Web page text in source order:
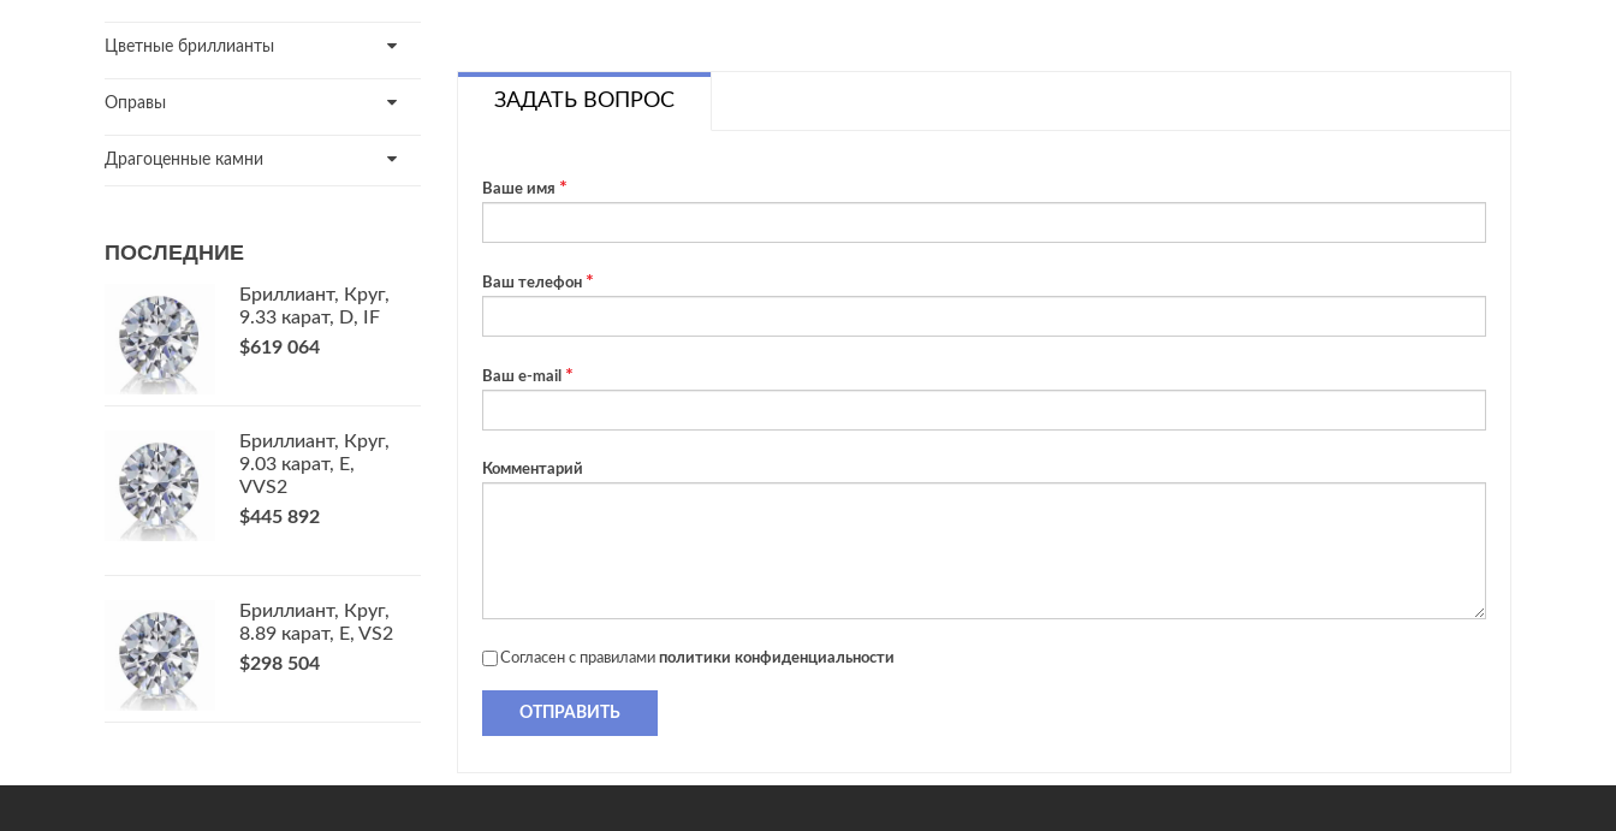
Цветные бриллианты
Оправы
Драгоценные камни
ПОСЛЕДНИЕ
Бриллиант, Круг,
9.33 карат, D, IF
$619 064
Бриллиант, Круг,
9.03 карат, E,
VVS2
$445 892
Бриллиант, Круг,
8.89 карат, E, VS2
$298 504
ЗАДАТЬ ВОПРОС
Ваше имя
Ваш телефон
Ваш e-mail
Комментарий
Согласен с правилами политики конфиденциальности
ОТПРАВИТЬ